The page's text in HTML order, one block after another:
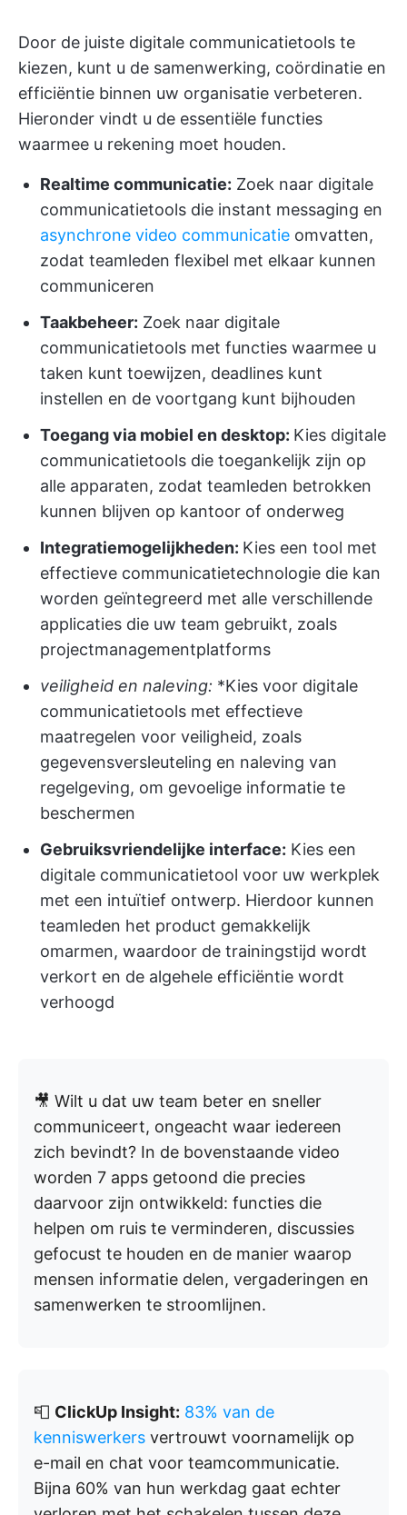
Door de juiste digitale communicatietools te
kiezen, kunt u de samenwerking, coördinatie en
efficiëntie binnen uw organisatie verbeteren.
Hieronder vindt u de essentiële functies
waarmee u rekening moet houden.
Realtime communicatie: Zoek naar digitale
communicatietools die instant messaging en
asynchrone video communicatie omvatten,
zodat teamleden flexibel met elkaar kunnen
communiceren
Taakbeheer: Zoek naar digitale
communicatietools met functies waarmee u
taken kunt toewijzen, deadlines kunt
instellen en de voortgang kunt bijhouden
Toegang via mobiel en desktop: Kies digitale
communicatietools die toegankelijk zijn op
alle apparaten, zodat teamleden betrokken
kunnen blijven op kantoor of onderweg
Integratiemogelijkheden: Kies een tool met
effectieve communicatietechnologie die kan
worden geïntegreerd met alle verschillende
applicaties die uw team gebruikt, zoals
projectmanagementplatforms
veiligheid en naleving: *Kies voor digitale
communicatietools met effectieve
maatregelen voor veiligheid, zoals
gegevensversleuteling en naleving van
regelgeving, om gevoelige informatie te
beschermen
Gebruiksvriendelijke interface: Kies een
digitale communicatietool voor uw werkplek
met een intuïtief ontwerp. Hierdoor kunnen
teamleden het product gemakkelijk
omarmen, waardoor de trainingstijd wordt
verkort en de algehele efficiëntie wordt
verhoogd
🎥 Wilt u dat uw team beter en sneller
communiceert, ongeacht waar iedereen
zich bevindt? In de bovenstaande video
worden 7 apps getoond die precies
daarvoor zijn ontwikkeld: functies die
helpen om ruis te verminderen, discussies
gefocust te houden en de manier waarop
mensen informatie delen, vergaderingen en
samenwerken te stroomlijnen.
📮 ClickUp Insight: 83% van de
kenniswerkers vertrouwt voornamelijk op
e-mail en chat voor teamcommunicatie.
Bijna 60% van hun werkdag gaat echter